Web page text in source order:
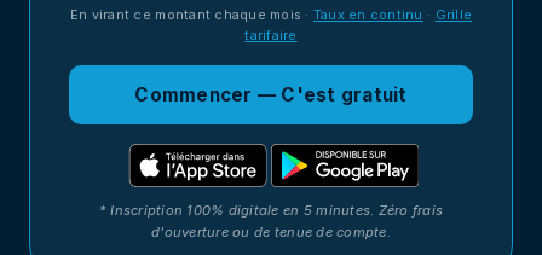
En virant ce montant chaque mois · Taux en continu · Grille
tarifaire
Commencer — C'est gratuit
* Inscription 100% digitale en 5 minutes. Zéro frais
d'ouverture ou de tenue de compte.